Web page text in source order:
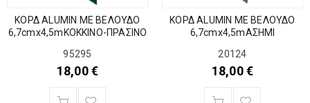
ΚΟΡΔ ALUMIN ΜΕ ΒΕΛΟΥΔΟ
6,7cmx4,5mKOKKINO-ΠΡΑΣΙΝΟ
95295
18,00€
ΚΟΡΔ ALUMIN ΜΕ ΒΕΛΟΥΔΟ
6,7cmx4,5mΑΣΗΜΙ
20124
18,00€